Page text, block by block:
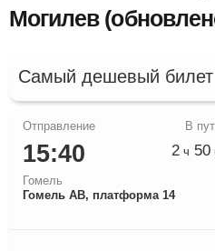
Могилев
Самый дешевый билет
15:40
Гомель
Гомель АВ, платформа 14
2 ч 50